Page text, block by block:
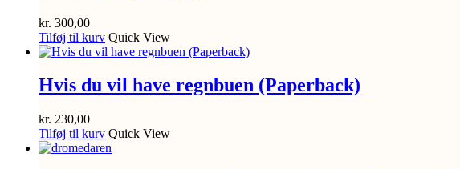
kr. 300,00
Tilføj til kurv Quick View
Hvis du vil have regnbuen (Paperback)
kr. 230,00
Tilføj til kurv Quick View